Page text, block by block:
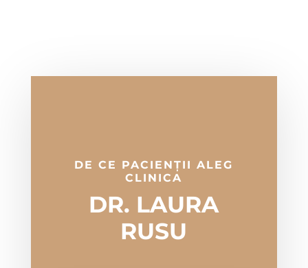
DE CE PACIENȚII ALEG
CLINICA
DR. LAURA
RUSU